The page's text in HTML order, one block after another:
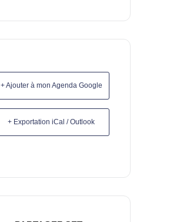
+ Ajouter à mon Agenda Google
+ Exportation iCal / Outlook